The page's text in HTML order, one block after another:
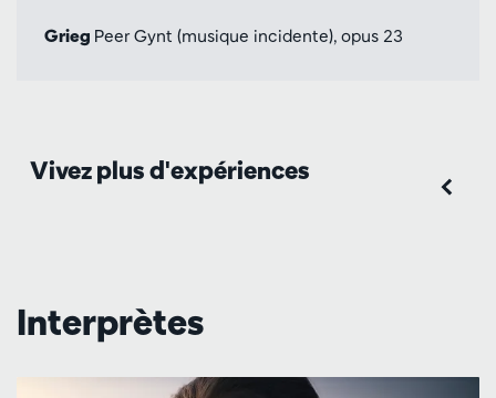
Grieg Peer Gynt (musique incidente), opus 23
Vivez plus d'expériences
Interprètes